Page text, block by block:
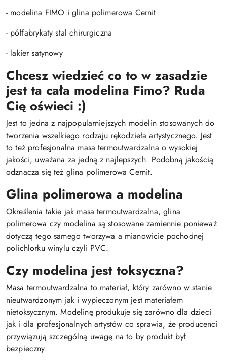
- modelina FIMO i glina polimerowa Cernit
- półfabrykaty stal chirurgiczna
- lakier satynowy
Chcesz wiedzieć co to w zasadzie
jest ta cała modelina Fimo? Ruda
Cię oświeci :)
Jest to jedna z najpopularniejszych modelin stosowanych do
tworzenia wszelkiego rodzaju rękodzieła artystycznego. Jest
to też profesjonalna masa termoutwardzalna o wysokiej
jakości, uważana za jedną z najlepszych. Podobną jakością
odznacza się też glina polimerowa Cernit.
Glina polimerowa a modelina
Określenia takie jak masa termoutwardzalna, glina
polimerowa czy modelina są stosowane zamiennie ponieważ
dotyczą tego samego tworzywa a mianowicie pochodnej
polichlorku winylu czyli PVC.
Czy modelina jest toksyczna?
Masa termoutwardzalna to materiał, który zarówno w stanie
nieutwardzonym jak i wypieczonym jest materiałem
nietoksycznym. Modelinę produkuje się zarówno dla dzieci
jak i dla profesjonalnych artystów co sprawia, że producenci
przywiązują szczególną uwagę na to by produkt był
bezpieczny.